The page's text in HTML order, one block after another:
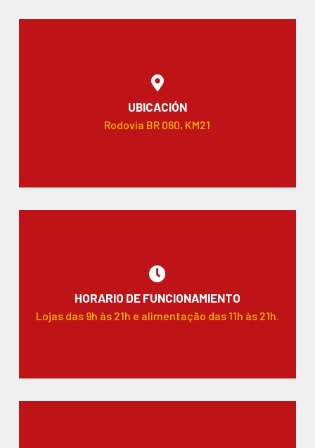
UBICACIÓN
Rodovia BR 060, KM21
HORARIO DE FUNCIONAMIENTO
Lojas das 9h às 21h e alimentação das 11h às 21h.